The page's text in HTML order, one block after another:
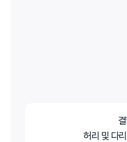
허리 및 다